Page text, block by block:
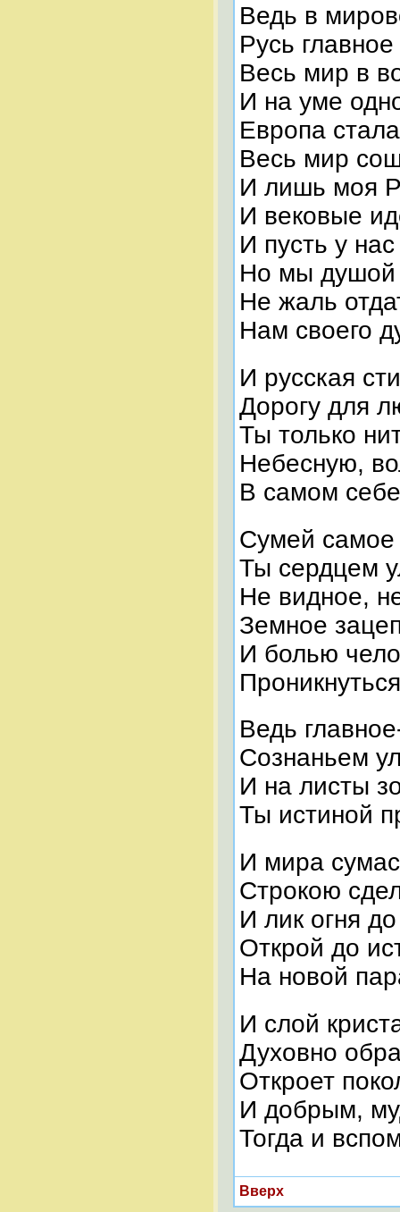
Ведь в
Русь
Весь мир в
И на уме
Европа
Весь мир
И лишь моя
И вековые
И пусть у
Но мы душой
Не жаль
Нам своего
И русская
Дорогу для
Ты только
Небесную,
В самом
Сумей самое
Ты сердцем
Не видное,
Земное
И болью
Ведь
Сознаньем
И на листы
Ты истиной
И мира
Строкою
И лик огня
Открой до
На новой
И слой
Духовно
Откроет
И добрым,
Тогда и
Вверх